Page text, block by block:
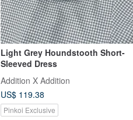
Light Grey Houndstooth Short-
Sleeved Dress
Addition X Addition
US$ 119.38
Pinkoi Exclusive